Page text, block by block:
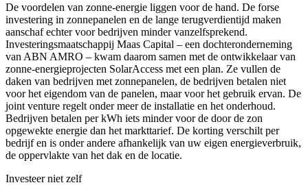
De voordelen van zonne-energie liggen voor de hand. De forse
investering in zonnepanelen en de lange terugverdientijd maken
aanschaf echter voor bedrijven minder vanzelfsprekend.
Investeringsmaatschappij Maas Capital – een dochteronderneming
van ABN AMRO – kwam daarom samen met de ontwikkelaar van
zonne-energieprojecten SolarAccess met een plan. Ze vullen de
daken van bedrijven met zonnepanelen, de bedrijven betalen niet
voor het eigendom van de panelen, maar voor het gebruik ervan. De
joint venture regelt onder meer de installatie en het onderhoud.
Bedrijven betalen per kWh iets minder voor de door de zon
opgewekte energie dan het markttarief. De korting verschilt per
bedrijf en is onder andere afhankelijk van uw eigen energieverbruik,
de oppervlakte van het dak en de locatie.
Investeer niet zelf